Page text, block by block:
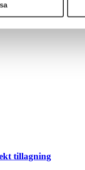
för att
vår trafik. Vi
tillagning